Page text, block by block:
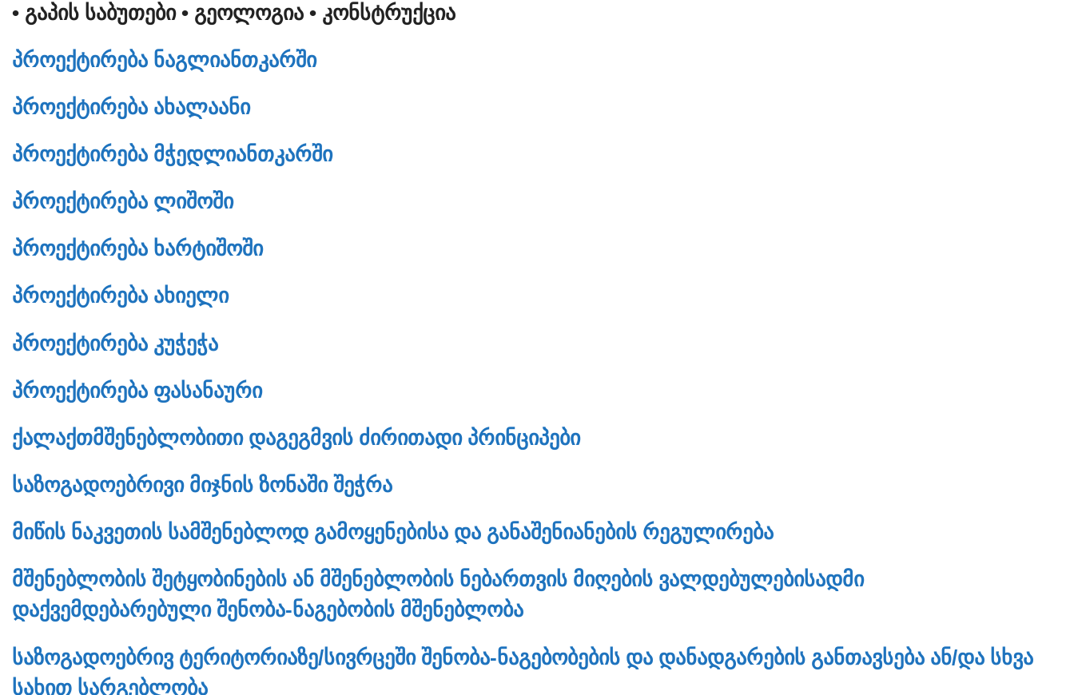
• ᲒᲐᲞᲘᲡ ᲡᲐᲑᲣᲗᲔᲑᲘ • ᲒᲔᲝᲚᲝᲒᲘᲐ • ᲙᲝᲜᲡᲢᲠᲣᲥᲪᲘᲐ
ᲞᲠᲝᲔᲥᲢᲘᲠᲔᲑᲐ ᲜᲐᲒᲚᲘᲐᲜᲗᲙᲐᲠᲨᲘ
ᲞᲠᲝᲔᲥᲢᲘᲠᲔᲑᲐ ᲐᲮᲐᲚᲐᲐᲜᲘ
ᲞᲠᲝᲔᲥᲢᲘᲠᲔᲑᲐ ᲛᲭᲔᲓᲚᲘᲐᲜᲗᲙᲐᲠᲨᲘ
ᲞᲠᲝᲔᲥᲢᲘᲠᲔᲑᲐ ᲚᲘᲨᲝᲨᲘ
ᲞᲠᲝᲔᲥᲢᲘᲠᲔᲑᲐ ᲮᲐᲠᲢᲘᲨᲝᲨᲘ
ᲞᲠᲝᲔᲥᲢᲘᲠᲔᲑᲐ ᲐᲮᲘᲔᲚᲘ
ᲞᲠᲝᲔᲥᲢᲘᲠᲔᲑᲐ ᲙᲣᲭᲔᲭᲐ
ᲞᲠᲝᲔᲥᲢᲘᲠᲔᲑᲐ ᲤᲐᲡᲐᲜᲐᲣᲠᲘ
ᲥᲐᲚᲐᲥᲗᲛᲨᲔᲜᲔᲑᲚᲝᲑᲘᲗᲘ ᲓᲐᲒᲔᲒᲛᲕᲘᲡ ᲫᲘᲠᲘᲗᲐᲓᲘ ᲞᲠᲘᲜᲪᲘᲞᲔᲑᲘ
ᲡᲐᲖᲝᲒᲐᲓᲝᲔᲑᲠᲘᲕᲘ ᲛᲘᲯᲜᲘᲡ ᲖᲝᲜᲐᲨᲘ ᲨᲔᲭᲠᲐ
ᲛᲘᲬᲘᲡ ᲜᲐᲙᲕᲔᲗᲘᲡ ᲡᲐᲛᲨᲔᲜᲔᲑᲚᲝᲓ ᲒᲐᲛᲝᲧᲔᲜᲔᲑᲘᲡᲐ ᲓᲐ ᲒᲐᲜᲐᲨᲔᲜᲘᲐᲜᲔᲑᲘᲡ ᲠᲔᲒᲣᲚᲘᲠᲔᲑᲐ
ᲛᲨᲔᲜᲔᲑᲚᲝᲑᲘᲡ ᲨᲔᲢᲧᲝᲑᲘᲜᲔᲑᲘᲡ ᲐᲜ ᲛᲨᲔᲜᲔᲑᲚᲝᲑᲘᲡ ᲜᲔᲑᲐᲠᲗᲕᲘᲡ ᲛᲘᲦᲔᲑᲘᲡ ᲕᲐᲚᲓᲔᲑᲣᲚᲔᲑᲘᲡᲐᲓᲛᲘ
ᲓᲐᲥᲕᲔᲛᲓᲔᲑᲐᲠᲔᲑᲣᲚᲘ ᲨᲔᲜᲝᲑᲐ-ᲜᲐᲒᲔᲑᲝᲑᲘᲡ ᲛᲨᲔᲜᲔᲑᲚᲝᲑᲐ
ᲡᲐᲖᲝᲒᲐᲓᲝᲔᲑᲠᲘᲕ ᲢᲔᲠᲘᲢᲝᲠᲘᲐᲖᲔ/ᲡᲘᲕᲠᲪᲔᲨᲘ ᲨᲔᲜᲝᲑᲐ-ᲜᲐᲒᲔᲑᲝᲑᲔᲑᲘᲡ ᲓᲐ ᲓᲐᲜᲐᲓᲒᲐᲠᲔᲑᲘᲡ ᲒᲐᲜᲗᲐᲕᲡᲔᲑᲐ ᲐᲜ/ᲓᲐ ᲡᲮᲕᲐ
ᲡᲐᲮᲘᲗ ᲡᲐᲠᲒᲔᲑᲚᲝᲑᲐ